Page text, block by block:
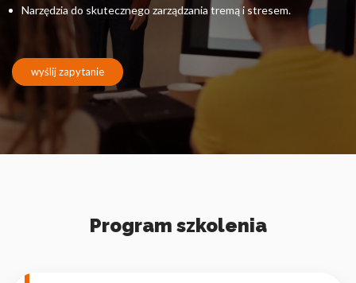
Narzędzia do skutecznego zarządzania tremą i stresem.
wyślij zapytanie
Program szkolenia
zapamiętanie informacji, które zmieniają wygląd lub
funkcjonowanie strony, np. preferowany język lub region, w
którym znajduje się użytkownik.
Statystyka
Statystyczne pliki cookie pomagają właścicielem stron
zachowują się na stronie, gromadząc i zgłaszając anonimowe
Marketing
wyświetlanie reklam, które są istotne i interesujące dla